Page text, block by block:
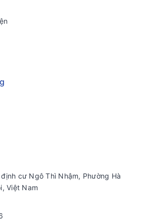
cư Ngô Thì Nhậm, Phường Hà
Việt Nam